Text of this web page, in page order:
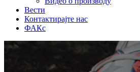
Вести
Контактирајте нас
ФАКс